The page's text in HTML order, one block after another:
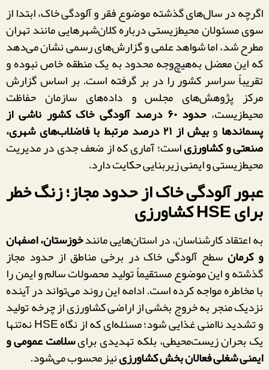
اگرچه در سال‌های گذشته موضوع فقر و آلودگی خاک، ابتدا از
سوی مسئولان محیط‌زیستی درباره کلان‌شهرهایی مانند تهران
مطرح شد، اما شواهد علمی و گزارش‌های رسمی نشان می‌دهد
که این معضل به‌هیچ‌وجه محدود به یک منطقه خاص نبوده و
تقریباً سراسر کشور را در بر گرفته است. بر اساس گزارش
مرکز پژوهش‌های مجلس و داده‌های سازمان حفاظت
محیط‌زیست، حدود ۶۰ درصد آلودگی خاک کشور ناشی از
پسماندها و بیش از ۲۱ درصد مرتبط با فاضلاب‌های شهری،
صنعتی و کشاورزیاست؛ آماری که از ضعف جدی در مدیریت
محیط‌زیستی و ایمنی زیربنایی حکایت دارد.
عبور آلودگی خاک از حدود مجاز؛ زنگ خطر
برای HSE کشاورزی
به اعتقاد کارشناسان، در استان‌هایی مانندخوزستان، اصفهان
و کرمانسطح آلودگی خاک در برخی مناطق از حدود مجاز
گذشته و این موضوع مستقیماً تولید محصولات سالم و ایمن را
با مخاطره مواجه کرده است. ادامه این روند می‌تواند در آینده
نزدیک منجر به خروج بخشی از اراضی کشاورزی از چرخه تولید
و تشدید ناامنی غذایی شود؛ مسئله‌ای که از نگاه HSE نه‌تنها
یک بحران زیست‌محیطی، بلکه تهدیدی برایسلامت عمومی و
ایمنی شغلی فعالان بخش کشاورزینیز محسوب می‌شود.